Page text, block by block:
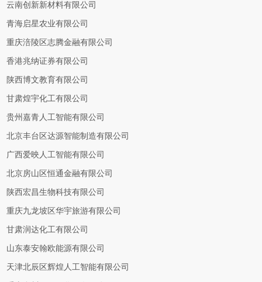
云南创新新材料有限公司
青海启星农业有限公司
重庆涪陵区志腾金融有限公司
香港兆纳证券有限公司
陕西博文教育有限公司
甘肃煌宇化工有限公司
贵州嘉青人工智能有限公司
北京丰台区达源智能制造有限公司
广西爱映人工智能有限公司
北京房山区恒通金融有限公司
陕西宏昌生物科技有限公司
重庆九龙坡区华宇旅游有限公司
甘肃润达化工有限公司
山东泰安翰欧能源有限公司
天津北辰区辉煌人工智能有限公司